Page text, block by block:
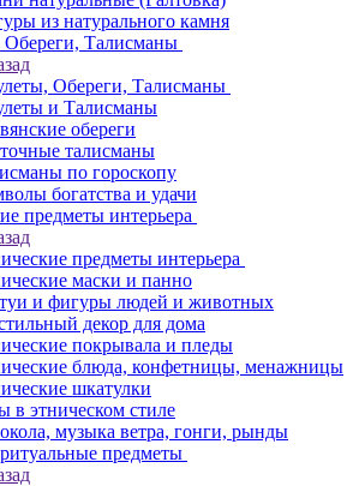
из натурального камня
Талисманы
Обереги, Талисманы
и Талисманы
обереги
талисманы
по гороскопу
богатства и удачи
предметы интерьера
предметы интерьера
маски и панно
и фигуры людей и животных
декор для дома
покрывала и пледы
блюда, конфетницы, менажницы
шкатулки
в этническом стиле
музыка ветра, гонги, рынды
предметы